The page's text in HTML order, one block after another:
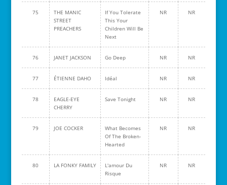
75
THE MANIC
STREET
PREACHERS
If You Tolerate
This Your
Children Will Be
Next
NR NR
76 JANET JACKSON Go Deep NR NR
77 ÉTIENNE DAHO Idéal NR NR
78
EAGLE-EYE
CHERRY
Save Tonight NR NR
79 JOE COCKER
What Becomes
Of The Broken-
Hearted
NR NR
80 LA FONKY FAMILY
L'amour Du
Risque
NR NR